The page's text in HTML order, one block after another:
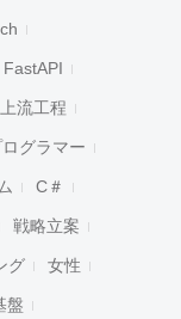
FastAPI
上流工程
ログラマー
C＃
戦略立案
グ 女性
盤